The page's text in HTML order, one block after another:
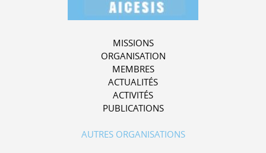
MISSIONS
ORGANISATION
MEMBRES
ACTUALITÉS
ACTIVITÉS
PUBLICATIONS
AUTRES ORGANISATIONS